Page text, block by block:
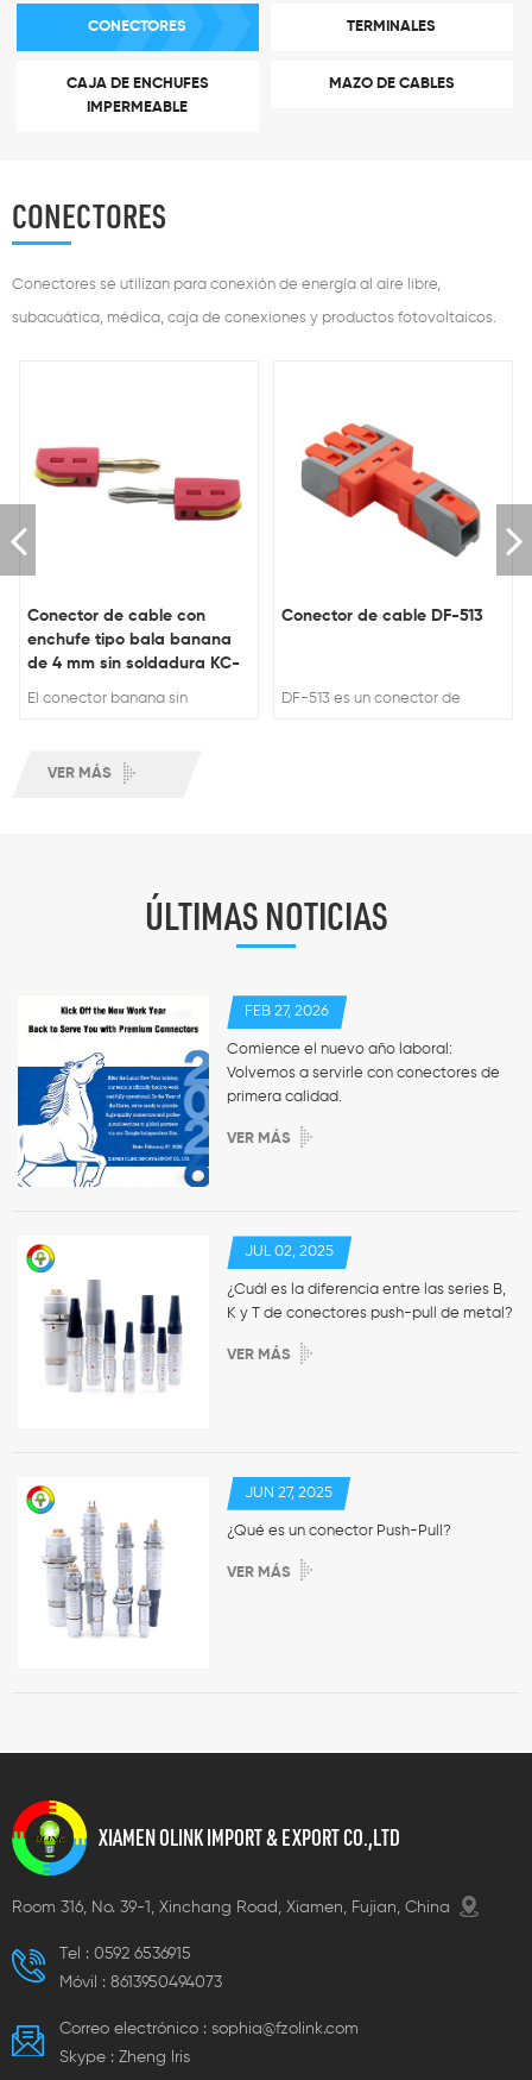
CONECTORES TERMINALES
CAJA DE ENCHUFES
IMPERMEABLE
MAZO DE CABLES
CONECTORES
VER MÁS
Conectores se utilizan para conexión de energía al aire libre,
subacuática, médica, caja de conexiones y productos fotovoltaicos.
Conector de cable con
enchufe tipo bala banana
de 4 mm sin soldadura KC-
121
El conector banana sin
Conector de cable DF-513
DF-513 es un conector de
ÚLTIMAS NOTICIAS
FEB 27, 2026
Comience el nuevo año laboral:
Volvemos a servirle con conectores de
primera calidad.
VER MÁS
JUL 02, 2025
¿Cuál es la diferencia entre las series B,
K y T de conectores push-pull de metal?
VER MÁS
JUN 27, 2025
¿Qué es un conector Push-Pull?
VER MÁS
XIAMEN OLINK IMPORT & EXPORT CO.,LTD
Room 316, No. 39-1, Xinchang Road, Xiamen, Fujian, China
Tel : 0592 6536915
Móvil : 8613950494073
Correo electrónico : sophia@fzolink.com
Skype : Zheng lris